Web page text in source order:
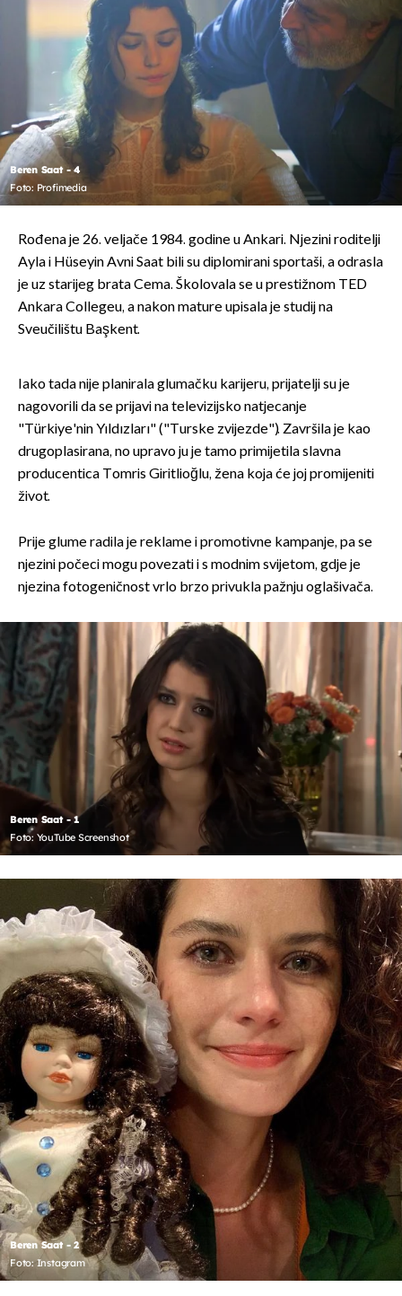
Beren Saat - 4
Foto: Profimedia
Rođena je 26. veljače 1984. godine u Ankari. Njezini roditelji
Ayla i Hüseyin Avni Saat bili su diplomirani sportaši, a odrasla
je uz starijeg brata Cema. Školovala se u prestižnom TED
Ankara Collegeu, a nakon mature upisala je studij na
Sveučilištu Başkent.
Iako tada nije planirala glumačku karijeru, prijatelji su je
nagovorili da se prijavi na televizijsko natjecanje
"Türkiye'nin Yıldızları" ("Turske zvijezde"). Završila je kao
drugoplasirana, no upravo ju je tamo primijetila slavna
producentica Tomris Giritlioğlu, žena koja će joj promijeniti
život.
Prije glume radila je reklame i promotivne kampanje, pa se
njezini počeci mogu povezati i s modnim svijetom, gdje je
njezina fotogeničnost vrlo brzo privukla pažnju oglašivača.
Beren Saat - 1
Foto: YouTube Screenshot
Beren Saat - 2
Foto: Instagram